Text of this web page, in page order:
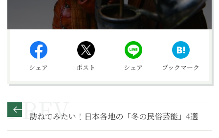
シェア ポスト シェア ブックマーク
訪ねてみたい！日本各地の「冬の民俗芸能」4選